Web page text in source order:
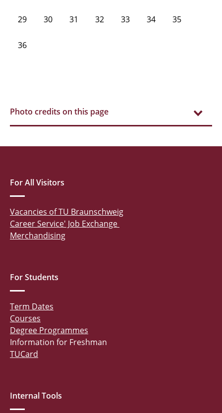
29 30 31 32 33 34 35
36
Photo credits on this page
For All Visitors
Vacancies of TU Braunschweig
Career Service' Job Exchange
Merchandising
For Students
Term Dates
Courses
Degree Programmes
Information for Freshman
TUCard
Internal Tools